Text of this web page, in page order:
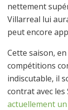
nettement
Villarreal lui
peut encore
Cette saison,
compétitions
indiscutable, il
contrat avec les
actuellement